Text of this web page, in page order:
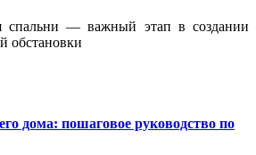
спальни — важный этап в создании
обстановки
дома: пошаговое руководство по